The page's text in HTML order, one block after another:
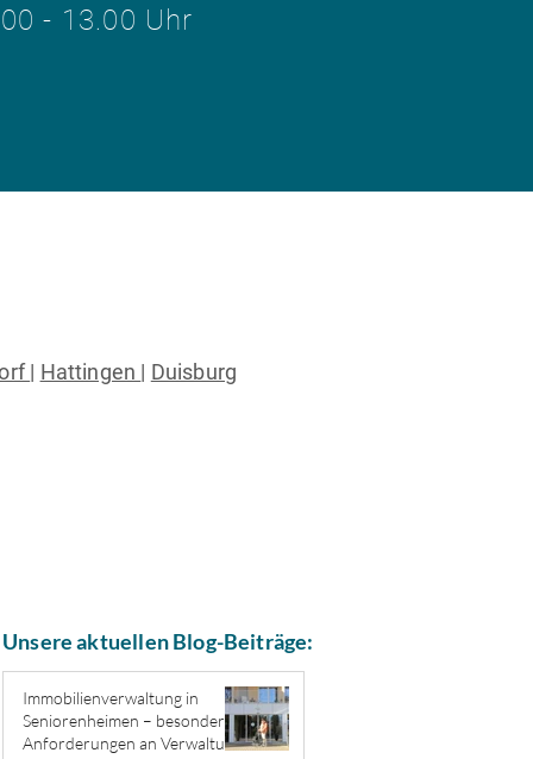
Uhr​
| Hattingen | Duisburg
Unsere aktuellen Blog-Beiträge:
Immobilienverwaltung in
Seniorenheimen – besondere
Anforderungen an Verwaltung